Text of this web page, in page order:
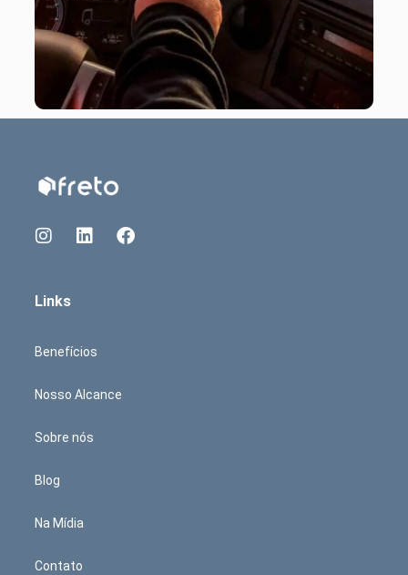
Links
Benefícios
Nosso Alcance
Sobre nós
Blog
Na Mídia
Contato